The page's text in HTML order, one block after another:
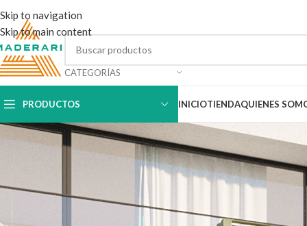
Skip to navigation
Skip to main content
CATEGORÍAS
PRODUCTOS INICIOTIENDAQUIENES